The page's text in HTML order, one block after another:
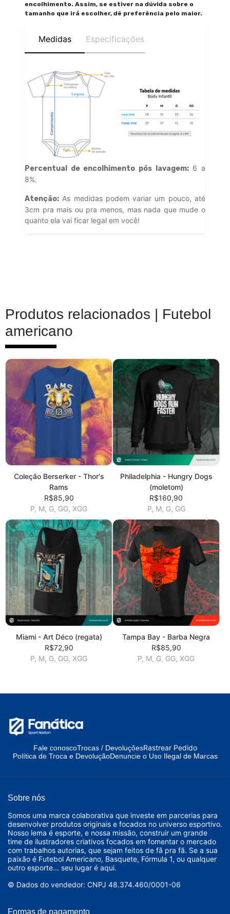
encolhimento. Assim, se estiver na dúvida sobre o
tamanho que irá escolher, dê preferência pelo maior.
Medidas Especificações
Percentual de encolhimento pós lavagem:6 a
8%.
Atenção: As medidas podem variar um pouco, até
3cm pra mais ou pra menos, mas nada que mude o
quanto ela vai ficar legal em você!
Produtos relacionados | Futebol
americano
Coleção Berserker - Thor's
Rams
R$85,90
P, M, G, GG, XGG
Philadelphia - Hungry Dogs
(moletom)
R$160,90
P, M, G, GG
Miami - Art Déco (regata)
R$72,90
P, M, G, GG, XGG
Tampa Bay - Barba Negra
R$85,90
P, M, G, GG, XGG
Fale conoscoTrocas / DevoluçõesRastrear Pedido
Política de Troca e DevoluçãoDenuncie o Uso Ilegal de Marcas
Sobre nós
Somos uma marca colaborativa que investe em parcerias para
desenvolver produtos originais e focados no universo esportivo.
Nosso lema é esporte, e nossa missão, construir um grande
time de ilustradores criativos focados em fomentar o mercado
com trabalhos autorias, que sejam feitos de fã pra fã. Se a sua
paixão é Futebol Americano, Basquete, Fórmula 1, ou qualquer
outro esporte... seu lugar é aqui.
© Dados do vendedor: CNPJ 48.374.460/0001-06
Formas de pagamento